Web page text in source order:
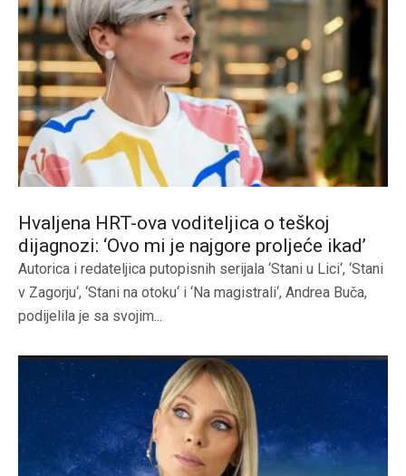
Hvaljena HRT-ova voditeljica o teškoj
dijagnozi: ‘Ovo mi je najgore proljeće ikad’
Autorica i redateljica putopisnih serijala ‘Stani u Lici‘, ‘Stani
v Zagorju‘, ‘Stani na otoku‘ i ‘Na magistrali‘, Andrea Buča,
podijelila je sa svojim...